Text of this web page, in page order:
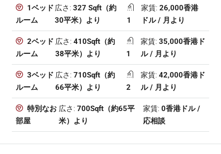
1ベッド
ルーム
広さ: 327 Sqft（約
30平米）より
1
家賃: 26,000香港
ドル / 月より
2ベッド
ルーム
広さ: 410Sqft（約
38平米）より
1
家賃: 35,000香港ド
ル / 月より
3ベッド
ルーム
広さ: 710Sqft（約
66平米）より
2
家賃: 42,000香港ド
ル / 月より
特別なお
部屋
広さ: 700Sqft（約65平
米）より
家賃:0香港ドル /
応相談